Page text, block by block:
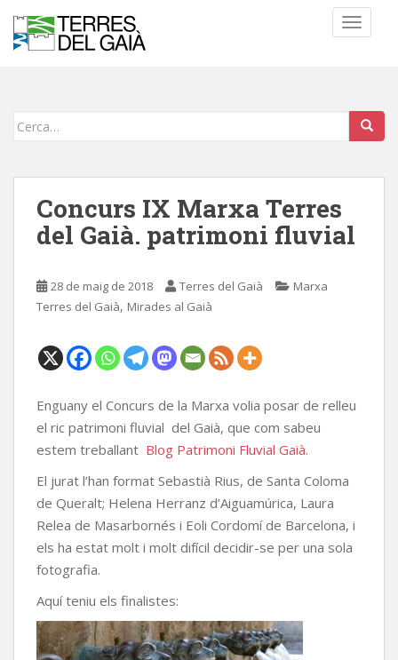
Cerca:
Concurs IX Marxa Terres
del Gaià. patrimoni fluvial
28 de maig de 2018 Terres del Gaià
Marxa
Terres del Gaià, Mirades al Gaià
Enguany el Concurs de la Marxa volia posar de relleu
el ric patrimoni fluvial del Gaià, que com sabeu
estem treballant Blog Patrimoni Fluvial Gaià.
El jurat l’han format Sebastià Rius, de Santa Coloma
de Queralt; Helena Herranz d’Aiguamúrica, Laura
Relea de Masarbornés i Eoli Cordomí de Barcelona, i
els ha estat molt i molt difícil decidir-se per una sola
fotografia.
Aquí teniu els finalistes: